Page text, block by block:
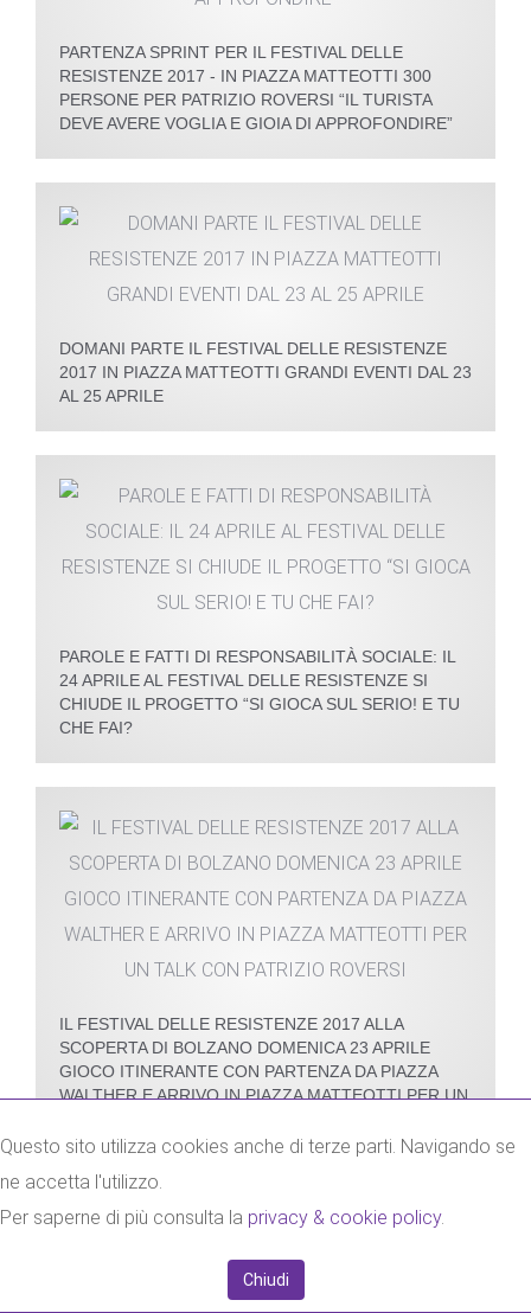
PARTENZA SPRINT PER IL FESTIVAL DELLE
RESISTENZE 2017 - IN PIAZZA MATTEOTTI 300
PERSONE PER PATRIZIO ROVERSI “IL TURISTA
DEVE AVERE VOGLIA E GIOIA DI APPROFONDIRE”
DOMANI PARTE IL FESTIVAL DELLE RESISTENZE
2017 IN PIAZZA MATTEOTTI GRANDI EVENTI DAL 23
AL 25 APRILE
PAROLE E FATTI DI RESPONSABILITÀ SOCIALE: IL
24 APRILE AL FESTIVAL DELLE RESISTENZE SI
CHIUDE IL PROGETTO “SI GIOCA SUL SERIO! E TU
CHE FAI?
IL FESTIVAL DELLE RESISTENZE 2017 ALLA
SCOPERTA DI BOLZANO DOMENICA 23 APRILE
GIOCO ITINERANTE CON PARTENZA DA PIAZZA
WALTHER E ARRIVO IN PIAZZA MATTEOTTI PER UN
JUNGE MENSCHEN IN MERAN: EINE IDENTITÄT
Questo sito utilizza cookies anche di terze parti. Navigando se
ne accetta l'utilizzo.
Per saperne di più consulta la privacy & cookie policy.
Chiudi